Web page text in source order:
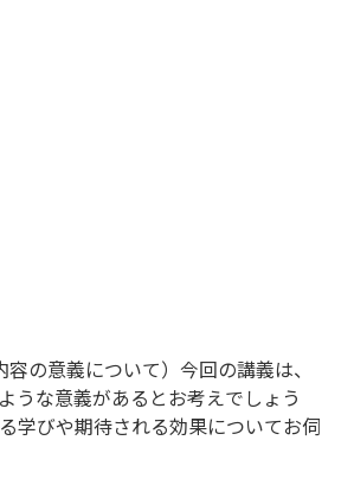
の意義について）今回の講義は、
うな意義があるとお考えでしょう
学びや期待される効果についてお伺